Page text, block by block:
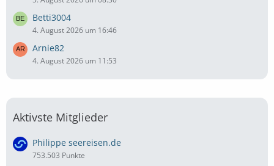
Betti3004
4. August 2026 um 16:46
Arnie82
4. August 2026 um 11:53
Aktivste Mitglieder
Philippe seereisen.de
753.503 Punkte